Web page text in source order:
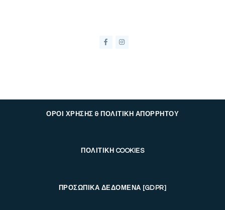
ΟΡΟΙ ΧΡΗΣΗΣ & ΠΟΛΙΤΙΚΗ ΑΠΟΡΡΗΤΟΥ
ΠΟΛΙΤΙΚΗ COOKIES
ΠΡΟΣΩΠΙΚΑ ΔΕΔΟΜΕΝΑ [GDPR]